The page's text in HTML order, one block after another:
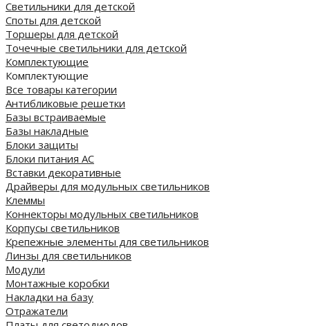
Светильники для детской
Споты для детской
Торшеры для детской
Точечные светильники для детской
Комплектующие
Комплектующие
Все товары категории
Антибликовые решетки
Базы встраиваемые
Базы накладные
Блоки защиты
Блоки питания AC
Вставки декоративные
Драйверы для модульных светильников
Клеммы
Коннекторы модульных светильников
Корпусы светильников
Крепежные элементы для светильников
Линзы для светильников
Модули
Монтажные коробки
Накладки на базу
Отражатели